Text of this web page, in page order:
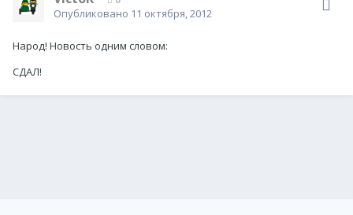
Опубликовано 11 октября, 2012
Народ! Новость одним словом:
СДАЛ!